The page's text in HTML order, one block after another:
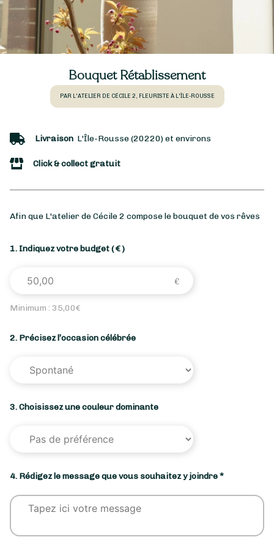
Bouquet Rétablissement
PAR L'ATELIER DE CÉCILE 2, FLEURISTE À L'ÎLE-ROUSSE
Livraison L'Île-Rousse (20220) et environs
Click & collect gratuit
Afin que L'atelier de Cécile 2 compose le bouquet de vos rêves
1. Indiquez votre budget( € )
Minimum : 35,00€
2. Précisez l’occasion célébrée
3. Choisissez une couleur dominante
4. Rédigez le message que vous souhaitez y joindre *